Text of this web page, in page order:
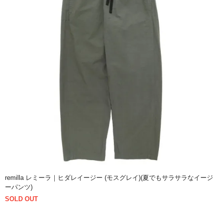
remilla レミーラ｜ヒダレイージー (モスグレイ)(夏でもサラサラなイージ
ーパンツ)
SOLD OUT